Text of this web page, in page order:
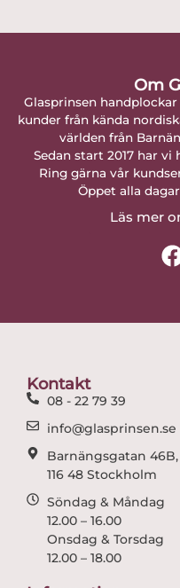
Om
Glasprinsen
kunder från kända
världen från
Sedan start 2017 har vi
Ring gärna vår
Öppet alla
Läs mer
Kontakt
08 - 22 79 39
info@glasprinsen.se
Barnängsgatan 46B,
116 48 Stockholm
Söndag & Måndag
12.00 – 16.00
Onsdag & Torsdag
12.00 – 18.00